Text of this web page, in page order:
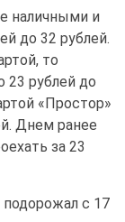
наличными и
до 32 рублей.
то
23 рублей до
«Простор»
Днем ранее
за 23
подорожал с 17